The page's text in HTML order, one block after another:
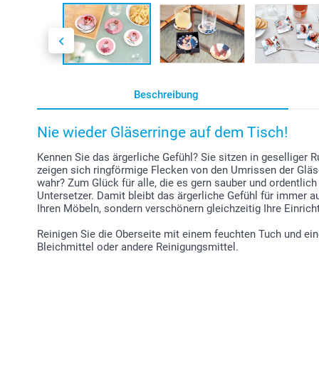
Beschreibung
Nie wieder Gläserringe auf dem Tisch!
Kennen Sie das ärgerliche Gefühl? Sie sitzen in geselliger
zeigen sich ringförmige Flecken von den Umrissen der
wahr? Zum Glück für alle, die es gern sauber und
Untersetzer. Damit bleibt das ärgerliche Gefühl für immer
Ihren Möbeln, sondern verschönern gleichzeitig Ihre
Reinigen Sie die Oberseite mit einem feuchten Tuch und
Bleichmittel oder andere Reinigungsmittel.